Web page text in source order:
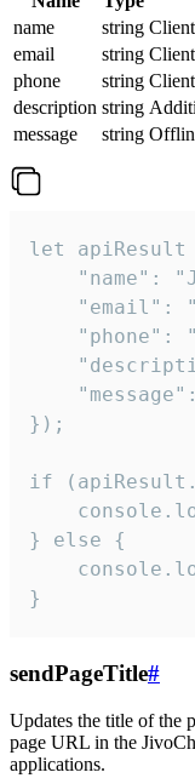
name
string
email
string
phone
string
description string
message
string
let apiResult
"name":
"email":
"phone":
});
if
} else {
}
sendPageTitle#
Updates the title of the
page URL in the
applications.